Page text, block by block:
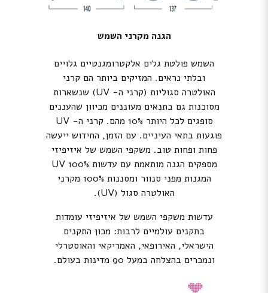
הגנה מקרני השמש
השמש פולטת גלים אלקטרומגנטיים גלויים
ובלתי נראים. המזיקים ביותר הם קרני
האולטרה סגוליות (קרני ה- UV) שנשארות
מסוכנות גם בתנאים מעוננים מכיוון שהעננים
סופגים לכל היותר 10% מהם. קרני ה- UV
פוגעות בתאי העיניים. עם הזמן, החידוש ייעשה
פחות ופחות טוב. משקפי השמש של איזיפיזי
מספקים הגנה מותאמת עם עדשות 100% UV
המגנות מפני סנוור ומסננות 100% מקרני
האולטרה סגול (UV).
עדשות משקפי השמש של איזיפיזי עומדות
בתקנים עולמיים לרבות: מכון התקנים
הישראלי, האירופאי, האמריקאי והאוסטרלי
ונמכרים בהצלחה במעל 90 מדינות בעולם.